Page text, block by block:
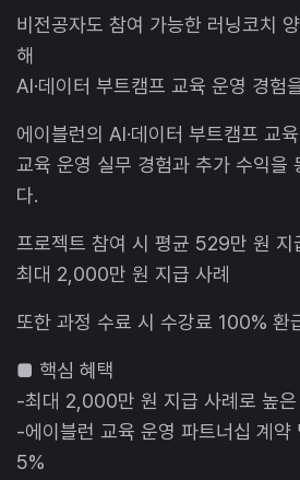
비전공자도 참여 가능한 러닝코치
해
AI·데이터 부트캠프 교육 운영 경험
에이블런의 AI·데이터 부트캠프 교
교육 운영 실무 경험과 추가 수익을
다.
프로젝트 참여 시 평균 529만 원 지
최대 2,000만 원 지급 사례
또한 과정 수료 시 수강료 100% 환
■ 핵심 혜택
-최대 2,000만 원 지급 사례로 높은
-에이블런 교육 운영 파트너십 계약
5%